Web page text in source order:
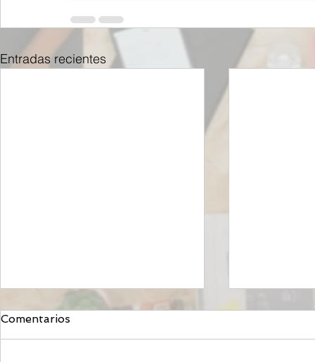
Entradas recientes
Comentarios